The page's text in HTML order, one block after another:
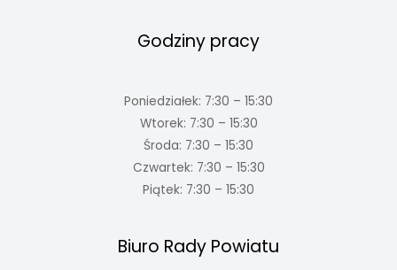
Godziny pracy
Poniedziałek: 7:30 – 15:30
Wtorek: 7:30 – 15:30
Środa: 7:30 – 15:30
Czwartek: 7:30 – 15:30
Piątek: 7:30 – 15:30
Biuro Rady Powiatu